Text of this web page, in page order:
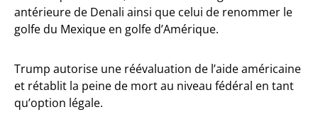
antérieure de Denali ainsi que celui de renommer le
golfe du Mexique en golfe d’Amérique.
Trump autorise une réévaluation de l’aide américaine
et rétablit la peine de mort au niveau fédéral en tant
qu’option légale.